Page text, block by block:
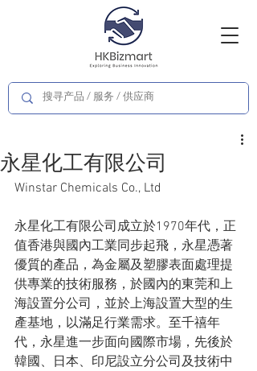
永星化工有限公司
Winstar Chemicals Co., Ltd
永星化工有限公司成立於1970年代，正
值香港與國內工業同步起飛，永星憑著
優質的產品，為金屬及塑膠表面處理提
供專業的技術服務，於國內的東莞和上
海設置分公司，並於上海設置大型的生
產基地，以滿足行業需求。至千禧年
代，永星進一步面向國際市場，先後於
韓國、日本、印尼設立分公司及技術中